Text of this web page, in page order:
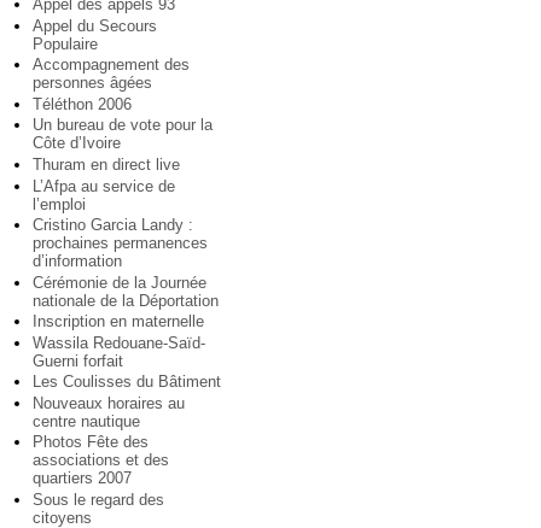
Appel des appels 93
Appel du Secours
Populaire
Accompagnement des
personnes âgées
Téléthon 2006
Un bureau de vote pour la
Côte d’Ivoire
Thuram en direct live
L’Afpa au service de
l’emploi
Cristino Garcia Landy :
prochaines permanences
d’information
Cérémonie de la Journée
nationale de la Déportation
Inscription en maternelle
Wassila Redouane-Saïd-
Guerni forfait
Les Coulisses du Bâtiment
Nouveaux horaires au
centre nautique
Photos Fête des
associations et des
quartiers 2007
Sous le regard des
citoyens